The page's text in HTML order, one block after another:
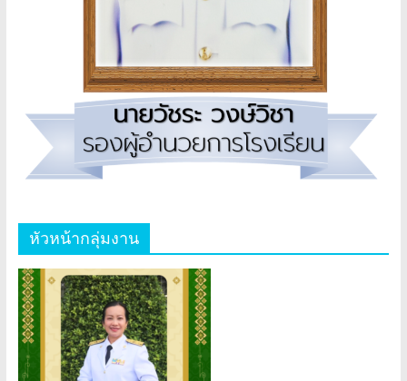
หัวหน้ากลุ่มงาน